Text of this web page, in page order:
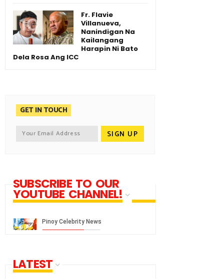
Fr. Flavie
Villanueva,
Nanindigan Na
Kailangang
Harapin Ni Bato
Dela Rosa Ang ICC
GET IN TOUCH
SUBSCRIBE TO OUR
YOUTUBE CHANNEL!
LATEST